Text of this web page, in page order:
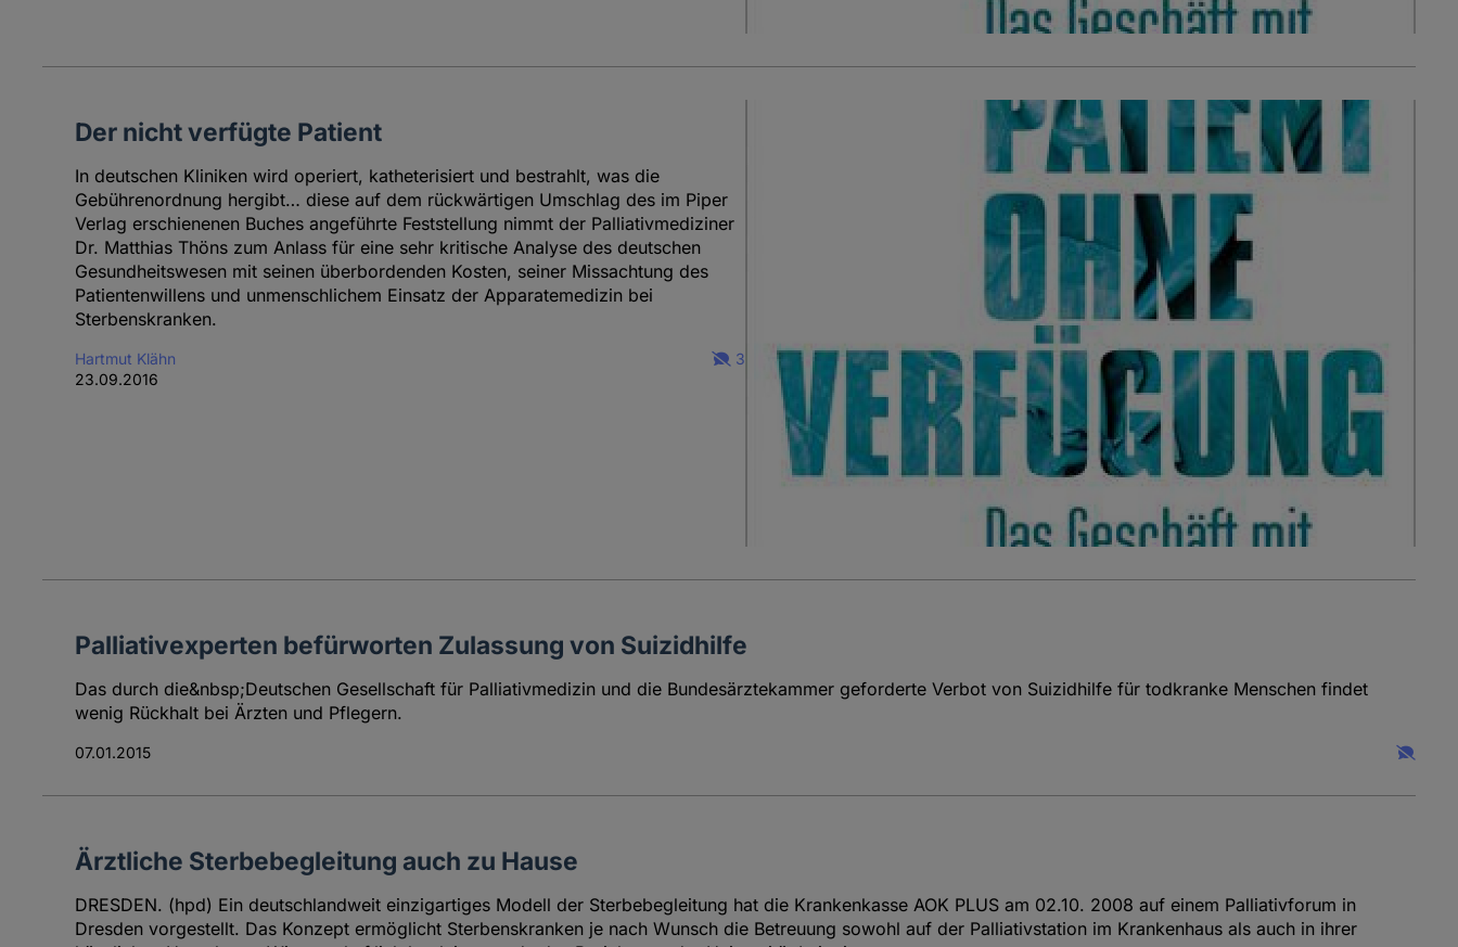
Der nicht verfügte Patient
In deutschen Kliniken wird operiert, katheterisiert und bestrahlt, was die
Gebührenordnung hergibt… diese auf dem rückwärtigen Umschlag des im Piper
Verlag erschienenen Buches angeführte Feststellung nimmt der Palliativmediziner
Dr. Matthias Thöns zum Anlass für eine sehr kritische Analyse des deutschen
Gesundheitswesen mit seinen überbordenden Kosten, seiner Missachtung des
Patientenwillens und unmenschlichem Einsatz der Apparatemedizin bei
Sterbenskranken.
Hartmut Klähn
23.09.2016
3
Palliativexperten befürworten Zulassung von Suizidhilfe
Das durch die&nbsp;Deutschen Gesellschaft für Palliativmedizin und die Bundesärztekammer geforderte Verbot von Suizidhilfe für todkranke Menschen findet
wenig Rückhalt bei Ärzten und Pflegern.
07.01.2015
Ärztliche Sterbebegleitung auch zu Hause
DRESDEN. (hpd) Ein deutschlandweit einzigartiges Modell der Sterbebegleitung hat die Krankenkasse AOK PLUS am 02.10. 2008 auf einem Palliativforum in
Dresden vorgestellt. Das Konzept ermöglicht Sterbenskranken je nach Wunsch die Betreuung sowohl auf der Palliativstation im Krankenhaus als auch in ihrer